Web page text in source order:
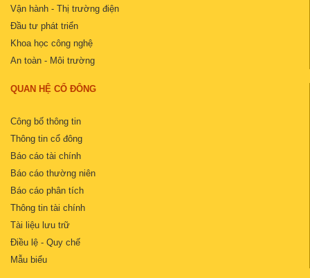
Vận hành - Thị trường điện
Đầu tư phát triển
Khoa học công nghệ
An toàn - Môi trường
QUAN HỆ CỔ ĐÔNG
Công bố thông tin
Thông tin cổ đông
Báo cáo tài chính
Báo cáo thường niên
Báo cáo phân tích
Thông tin tài chính
Tài liệu lưu trữ
Điều lệ - Quy chế
Mẫu biểu